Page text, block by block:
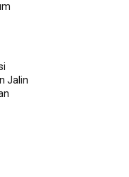
Jalin